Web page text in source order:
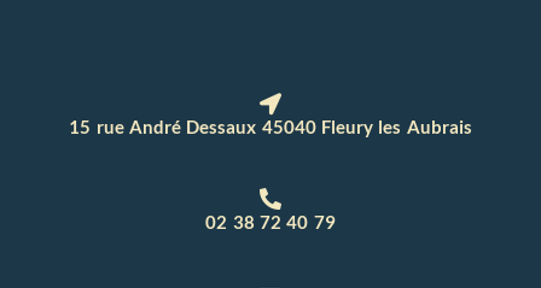
15 rue André Dessaux 45040 Fleury les Aubrais
02 38 72 40 79